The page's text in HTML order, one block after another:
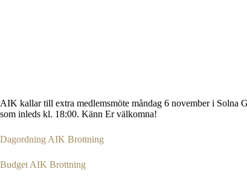
AIK kallar till extra medlemsmöte måndag 6 november i Solna
som inleds kl. 18:00. Känn Er välkomna!
Dagordning AIK Brottning
Budget AIK Brottning